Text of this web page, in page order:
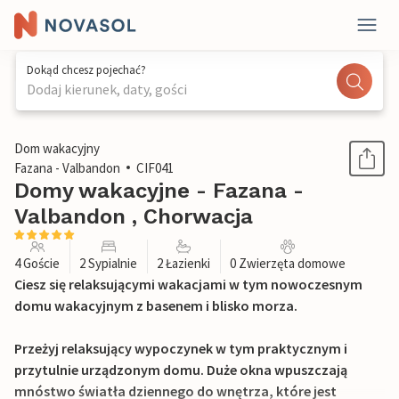
Dokąd chcesz pojechać?
Dodaj kierunek, daty, gości
1 / 24
Dom wakacyjny
Fazana - Valbandon
CIF041
Domy wakacyjne - Fazana -
Valbandon , Chorwacja
4 Goście 2 Sypialnie 2 Łazienki 0 Zwierzęta domowe
Ciesz się relaksującymi wakacjami w tym nowoczesnym
domu wakacyjnym z basenem i blisko morza.
Przeżyj relaksujący wypoczynek w tym praktycznym i
przytulnie urządzonym domu. Duże okna wpuszczają
mnóstwo światła dziennego do wnętrza, które jest